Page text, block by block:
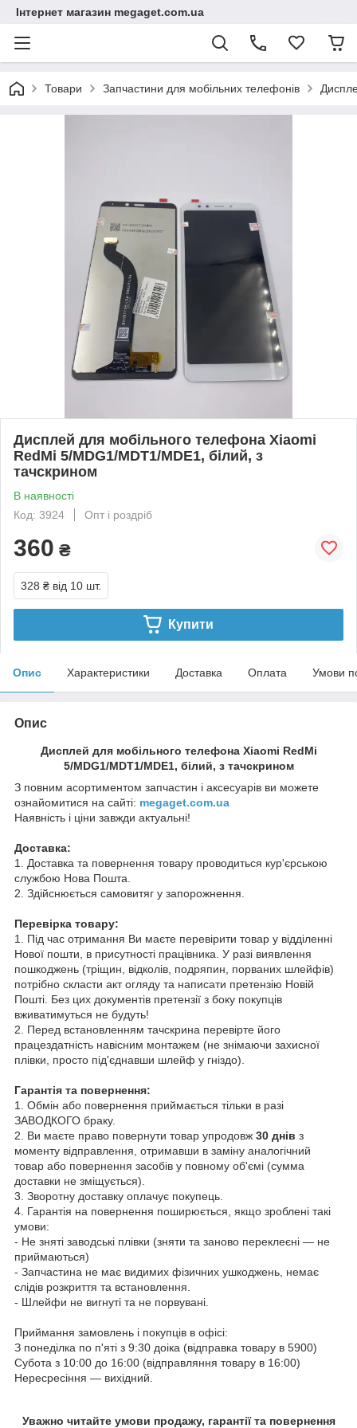
Інтернет магазин megaget.com.ua
Товари Запчастини для мобільних телефонів
Дисплей для мобільного телефона Xiaomi
RedMi 5/MDG1/MDT1/MDE1, білий, з
тачскрином
В наявності
Код: 3924
Опт і роздріб
360 ₴
328 ₴ від 10 шт.
Купити
Опис Характеристики Доставка Оплата Умови
Опис
Дисплей для мобільного телефона Xiaomi RedMi
5/MDG1/MDT1/MDE1, білий, з тачскрином
З повним асортиментом запчастин і аксесуарів ви можете
ознайомитися на сайті: megaget.com.ua
Наявність і ціни завжди актуальні!
Доставка:
1. Доставка та повернення товару проводиться кур'єрською
службою Нова Пошта.
2. Здійснюється самовитяг у запорожнення.
Перевірка товару:
1. Під час отримання Ви маєте перевірити товар у відділенні
Нової пошти, в присутності працівника. У разі виявлення
пошкоджень (тріщин, відколів, подряпин, порваних шлейфів)
потрібно скласти акт огляду та написати претензію Новій
Пошті. Без цих документів претензії з боку покупців
вживатимуться не будуть!
2. Перед встановленням тачскрина перевірте його
працездатність навісним монтажем (не знімаючи захисної
плівки, просто під'єднавши шлейф у гніздо).
Гарантія та повернення:
1. Обмін або повернення приймається тільки в разі
ЗАВОДКОГО браку.
2. Ви маєте право повернути товар упродовж 30 днів з
моменту відправлення, отримавши в заміну аналогічний
товар або повернення засобів у повному об'ємі (сумма
доставки не зміщується).
3. Зворотну доставку оплачує покупець.
4. Гарантія на повернення поширюється, якщо зроблені такі
умови:
- Не зняті заводські плівки (зняти та заново переклеєні — не
приймаються)
- Запчастина не має видимих фізичних ушкоджень, немає
слідів розкриття та встановлення.
- Шлейфи не вигнуті та не порвувані.
Приймання замовлень і покупців в офісі:
З понеділка по п'яті з 9:30 доіка (відправка товару в 5900)
Субота з 10:00 до 16:00 (відправляння товару в 16:00)
Нересресіння — вихідний.
Уважно читайте умови продажу, гарантії та повернення